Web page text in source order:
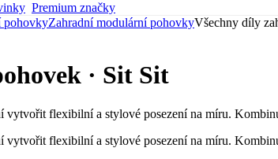
Premium značky
pohovkyZahradní modulární pohovkyVšechny díly
· Sit Sit
vytvořit flexibilní a stylové posezení na míru.
vytvořit flexibilní a stylové posezení na míru.